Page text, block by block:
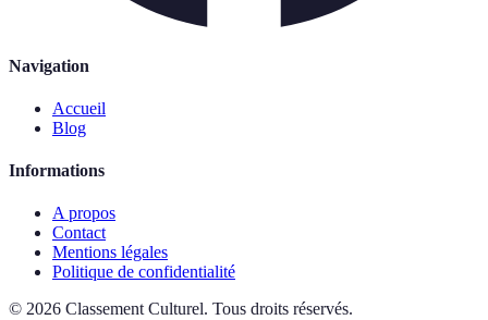
Navigation
Accueil
Blog
Informations
A propos
Contact
Mentions légales
Politique de confidentialité
© 2026 Classement Culturel. Tous droits réservés.